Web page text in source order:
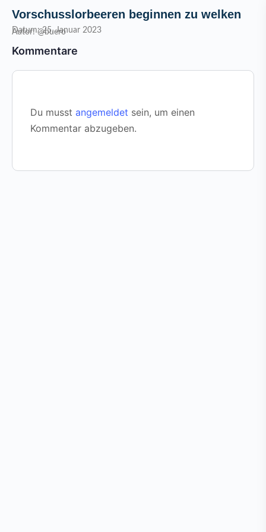
Vorschusslorbeeren beginnen zu welken
Datum: 25. Januar 2023
Autor: @buero
Kommentare
Du musst angemeldet sein, um einen
Kommentar abzugeben.